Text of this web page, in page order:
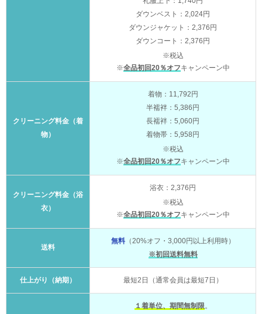
ダウンベスト：2,024円
ダウンジャケット：2,376円
ダウンコート：2,376円
※税込
※全品初回20％オフキャンペーン中
クリーニング料金（着
物）
着物：11,792円
半襦袢：5,386円
長襦袢：5,060円
着物帯：5,958円
※税込
※全品初回20％オフキャンペーン中
クリーニング料金（浴
衣）
浴衣：2,376円
※税込
※全品初回20％オフキャンペーン中
送料
無料（20%オフ・3,000円以上利用時）
※初回送料無料
仕上がり（納期） 最短2日（通常会員は最短7日）
１着単位、期間無制限。